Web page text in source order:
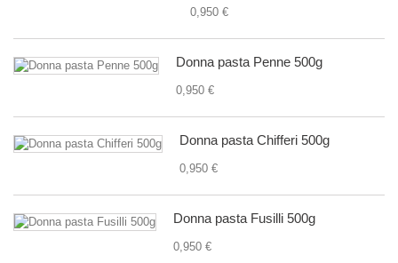
0,950 €
Donna pasta Penne 500g
0,950 €
Donna pasta Chifferi 500g
0,950 €
Donna pasta Fusilli 500g
0,950 €